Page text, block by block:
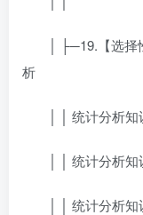
│ ├─19.【选
析
│ │ 统计分析
│ │ 统计分析
│ │ 统计分析